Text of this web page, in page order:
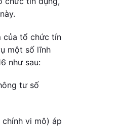
của tổ chức tín
một số lĩnh
như sau:
tư số
vi mô) áp